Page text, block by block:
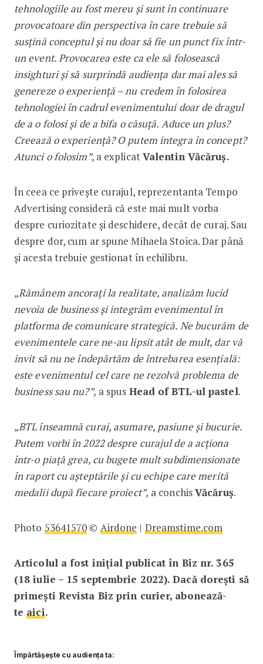
tehnologiile au fost mereu și sunt în continuare
provocatoare din perspectiva în care trebuie să
susțină conceptul și nu doar să fie un punct fix într-
un event. Provocarea este ca ele să folosească
insighturi și să surprindă audiența dar mai ales să
genereze o experiență – nu credem în folosirea
tehnologiei în cadrul evenimentului doar de dragul
de a o folosi și de a bifa o căsuță. Aduce un plus?
Creează o experiență? O putem integra în concept?
Atunci o folosim”, a explicatValentin Văcăruș.
În ceea ce privește curajul, reprezen­tanta Tempo
Advertising consideră că este mai mult vorba
despre curiozitate și deschidere, decât de curaj. Sau
­despre dor, cum ar spune ­Mihaela ­Stoica. Dar până
și acesta trebuie gestionat în echilibru.
„Rămânem ancorați la realitate, analizăm lucid
nevoia de business și integrăm evenimentul în
platforma de comunicare strategică. Ne bucurăm de
evenimentele care ­ne-au lipsit atât de mult, dar vă
invit să nu ne îndepărtăm de întrebarea esențială:
este evenimentul cel care ne rezolvă problema de
business sau nu?”, a spus Head of BTL-ul ­pastel.
„BTL înseamnă curaj, asumare, ­pasiune și bucurie.
Putem vorbi în 2022 despre curajul de a acționa
într-o piață grea, cu bugete mult subdimensionate
în raport cu așteptările și cu echipe care merită
medalii după fiecare proiect”, a conchisVăcăruș.
Photo 53641570 © Airdone | Dreamstime.com
Articolul a fost inițial publicat în Biz nr. 365
(18 iulie – 15 septembrie 2022). Dacă dorești să
primești Revista Biz prin curier, abonează-
te aici.
Împărtășește cu audiența ta: